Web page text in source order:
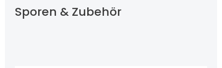
Sporen & Zubehör